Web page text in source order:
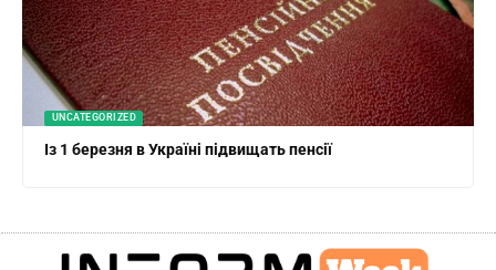
UNCATEGORIZED
Із 1 березня в Україні підвищать пенсії